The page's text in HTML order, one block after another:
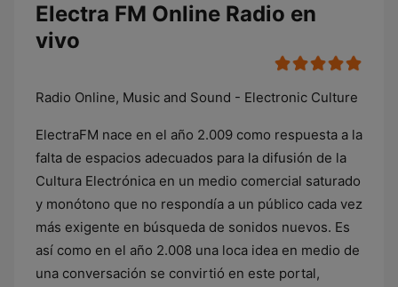
Electra FM Online Radio en
vivo
Radio Online, Music and Sound - Electronic Culture
ElectraFM nace en el año 2.009 como respuesta a la
falta de espacios adecuados para la difusión de la
Cultura Electrónica en un medio comercial saturado
y monótono que no respondía a un público cada vez
más exigente en búsqueda de sonidos nuevos. Es
así como en el año 2.008 una loca idea en medio de
una conversación se convirtió en este portal,